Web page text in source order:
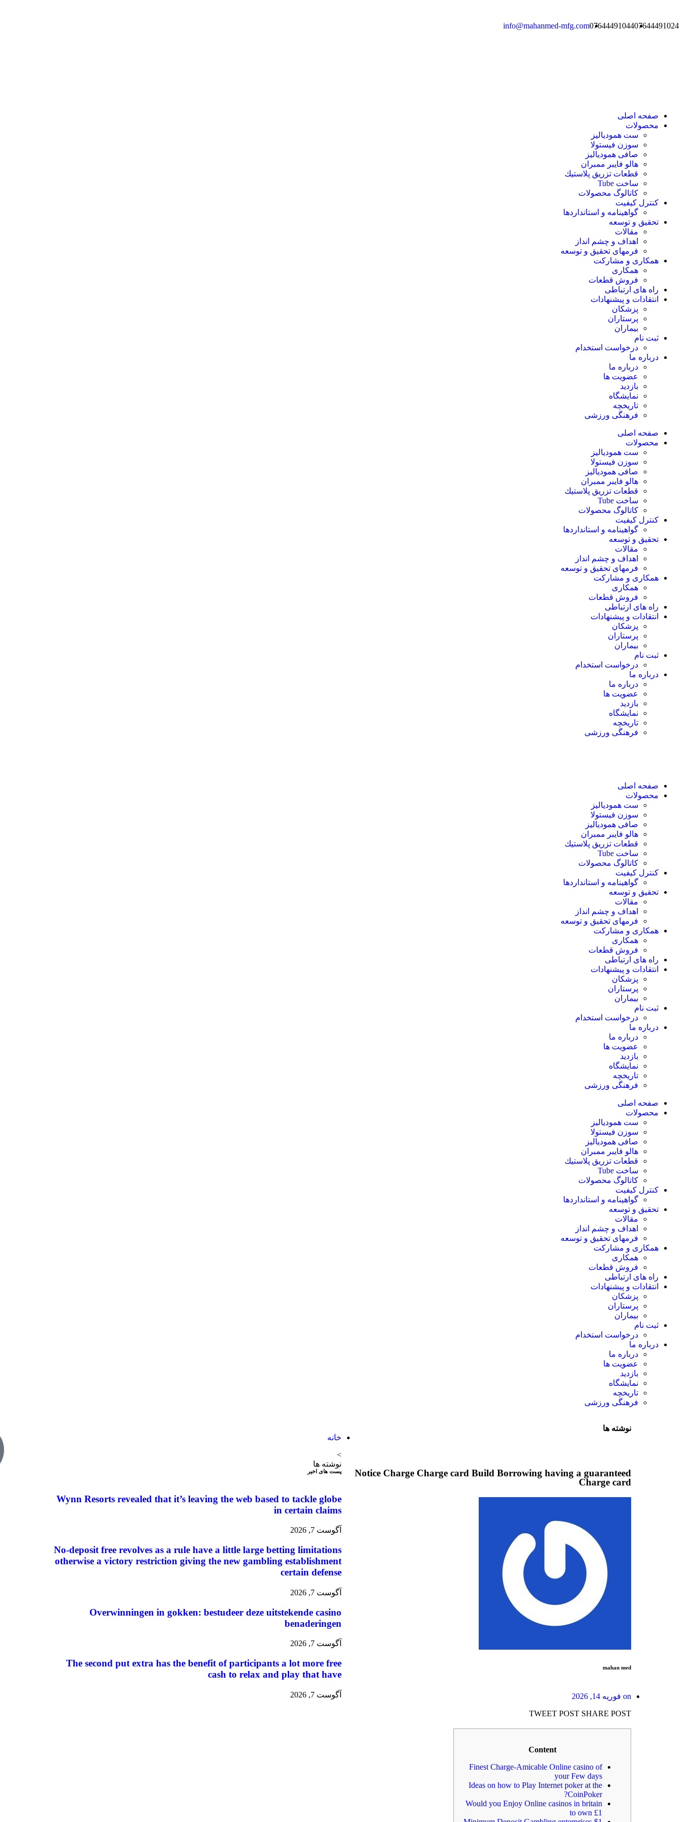
07644491024
07644491044
info@mahanmed-mfg.com
صفحه اصلی
محصولات
ست همودیالیز
سوزن فیستولا
صافی همودیالیز
هالو فایبر ممبران
قطعات تزريق پلاستيك
ساخت Tube
کاتالوگ محصولات
کنترل کیفیت
گواهينامه و استانداردها
تحقيق و توسعه
مقالات
اهداف و چشم انداز
فرمهای تحقیق و توسعه
همکاری و مشارکت
همکاری
فروش قطعات
راه های ارتباطی
انتقادات و پيشنهادات
پزشكان
پرستاران
بيماران
ثبت نام
درخواست استخدام
درباره ما
درباره ما
عضویت ها
بازدید
نمایشگاه
تاريخچه
فرهنگی ورزشی
صفحه اصلی
محصولات
ست همودیالیز
سوزن فیستولا
صافی همودیالیز
هالو فایبر ممبران
قطعات تزريق پلاستيك
ساخت Tube
کاتالوگ محصولات
کنترل کیفیت
گواهينامه و استانداردها
تحقيق و توسعه
مقالات
اهداف و چشم انداز
فرمهای تحقیق و توسعه
همکاری و مشارکت
همکاری
فروش قطعات
راه های ارتباطی
انتقادات و پيشنهادات
پزشكان
پرستاران
بيماران
ثبت نام
درخواست استخدام
درباره ما
درباره ما
عضویت ها
بازدید
نمایشگاه
تاريخچه
فرهنگی ورزشی
صفحه اصلی
محصولات
ست همودیالیز
سوزن فیستولا
صافی همودیالیز
هالو فایبر ممبران
قطعات تزريق پلاستيك
ساخت Tube
کاتالوگ محصولات
کنترل کیفیت
گواهينامه و استانداردها
تحقيق و توسعه
مقالات
اهداف و چشم انداز
فرمهای تحقیق و توسعه
همکاری و مشارکت
همکاری
فروش قطعات
راه های ارتباطی
انتقادات و پيشنهادات
پزشكان
پرستاران
بيماران
ثبت نام
درخواست استخدام
درباره ما
درباره ما
عضویت ها
بازدید
نمایشگاه
تاريخچه
فرهنگی ورزشی
صفحه اصلی
محصولات
ست همودیالیز
سوزن فیستولا
صافی همودیالیز
هالو فایبر ممبران
قطعات تزريق پلاستيك
ساخت Tube
کاتالوگ محصولات
کنترل کیفیت
گواهينامه و استانداردها
تحقيق و توسعه
مقالات
اهداف و چشم انداز
فرمهای تحقیق و توسعه
همکاری و مشارکت
همکاری
فروش قطعات
راه های ارتباطی
انتقادات و پيشنهادات
پزشكان
پرستاران
بيماران
ثبت نام
درخواست استخدام
درباره ما
درباره ما
عضویت ها
بازدید
نمایشگاه
تاريخچه
فرهنگی ورزشی
نوشته ها
خانه
>
نوشته ها
Notice Charge Charge card Build Borrowing having a guaranteed
Charge card
mahan med
on فوریه 14, 2026
SHARE POST
TWEET POST
Content
Finest Charge-Amicable Online casino of
your Few days
Ideas on how to Play Internet poker at the
CoinPoker?
Would you Enjoy Online casinos in britain
to own £1
پست های اخیر
Wynn Resorts revealed that it’s leaving the web based to tackle globe
in certain claims
آگوست 7, 2026
No-deposit free revolves as a rule have a little large betting limitations
otherwise a victory restriction giving the new gambling establishment
certain defense
آگوست 7, 2026
Overwinningen in gokken: bestudeer deze uitstekende casino
benaderingen
آگوست 7, 2026
The second put extra has the benefit of participants a lot more free
cash to relax and play that have
آگوست 7, 2026